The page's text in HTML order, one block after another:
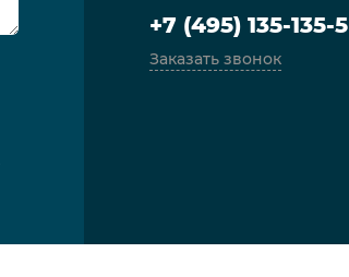
+7 (495) 135-135-5
Заказать звонок